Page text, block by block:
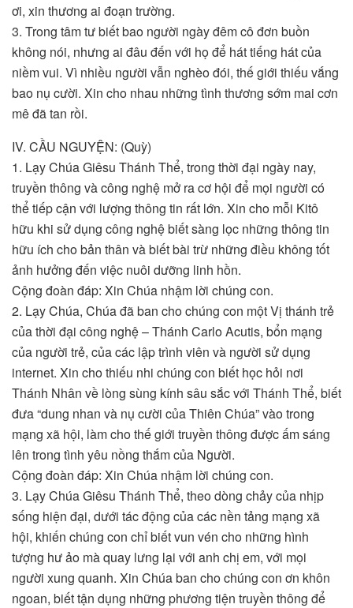
ơi, xin thương ai đoạn trường.
3. Trong tâm tư biết bao người ngày đêm cô đơn buồn
không nói, nhưng ai đâu đến với họ để hát tiếng hát của
niềm vui. Vì nhiều người vẫn nghèo đói, thế giới thiếu vắng
bao nụ cười. Xin cho nhau những tình thương sớm mai cơn
mê đã tan rồi.
IV. CẦU NGUYỆN: (Quỳ)
1. Lạy Chúa Giêsu Thánh Thể, trong thời đại ngày nay,
truyền thông và công nghệ mở ra cơ hội để mọi người có
thể tiếp cận với lượng thông tin rất lớn. Xin cho mỗi Kitô
hữu khi sử dụng công nghệ biết sàng lọc những thông tin
hữu ích cho bản thân và biết bài trừ những điều không tốt
ảnh hưởng đến việc nuôi dưỡng linh hồn.
Cộng đoàn đáp: Xin Chúa nhậm lời chúng con.
2. Lạy Chúa, Chúa đã ban cho chúng con một Vị thánh trẻ
của thời đại công nghệ – Thánh Carlo Acutis, bổn mạng
của người trẻ, của các lập trình viên và người sử dụng
internet. Xin cho thiếu nhi chúng con biết học hỏi nơi
Thánh Nhân về lòng sùng kính sâu sắc với Thánh Thể, biết
đưa “dung nhan và nụ cười của Thiên Chúa” vào trong
mạng xã hội, làm cho thế giới truyền thông được ấm sáng
lên trong tình yêu nồng thắm của Người.
Cộng đoàn đáp: Xin Chúa nhậm lời chúng con.
3. Lạy Chúa Giêsu Thánh Thể, theo dòng chảy của nhịp
sống hiện đại, dưới tác động của các nền tảng mạng xã
hội, khiến chúng con chỉ biết vun vén cho những hình
tượng hư ảo mà quay lưng lại với anh chị em, với mọi
người xung quanh. Xin Chúa ban cho chúng con ơn khôn
ngoan, biết tận dụng những phương tiện truyền thông để